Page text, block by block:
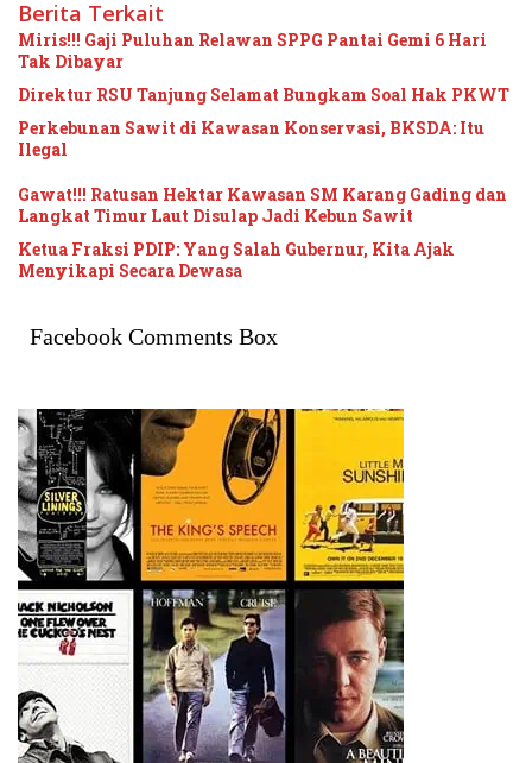
Berita Terkait
Miris!!! Gaji Puluhan Relawan SPPG Pantai Gemi 6 Hari
Tak Dibayar
Direktur RSU Tanjung Selamat Bungkam Soal Hak PKWT
Perkebunan Sawit di Kawasan Konservasi, BKSDA: Itu
Ilegal
Gawat!!! Ratusan Hektar Kawasan SM Karang Gading dan
Langkat Timur Laut Disulap Jadi Kebun Sawit
Ketua Fraksi PDIP: Yang Salah Gubernur, Kita Ajak
Menyikapi Secara Dewasa
Facebook Comments Box